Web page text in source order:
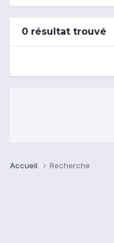
0 résultat trouvé
Accueil Recherche